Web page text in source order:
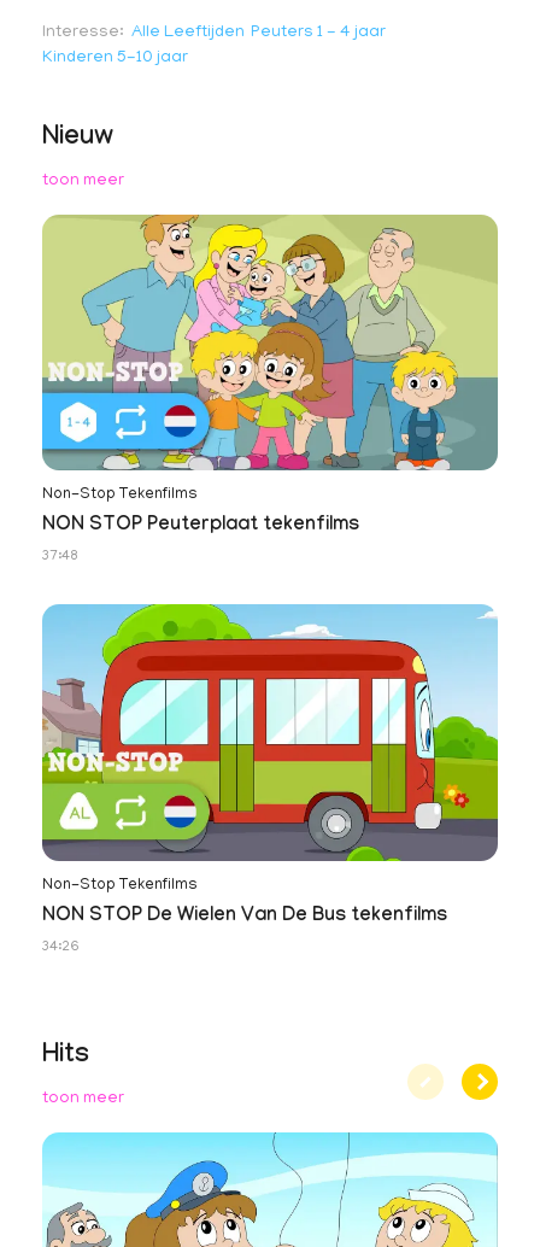
Interesse Alle Leeftijden Peuters 1 - 4 jaar
Kinderen 5-10 jaar
Nieuw
toon meer
Non-Stop Tekenfilms
NON STOP Peuterplaat tekenfilms
37:48
Non-Stop Tekenfilms
NON STOP De Wielen Van De Bus tekenfilms
34:26
Hits
toon meer